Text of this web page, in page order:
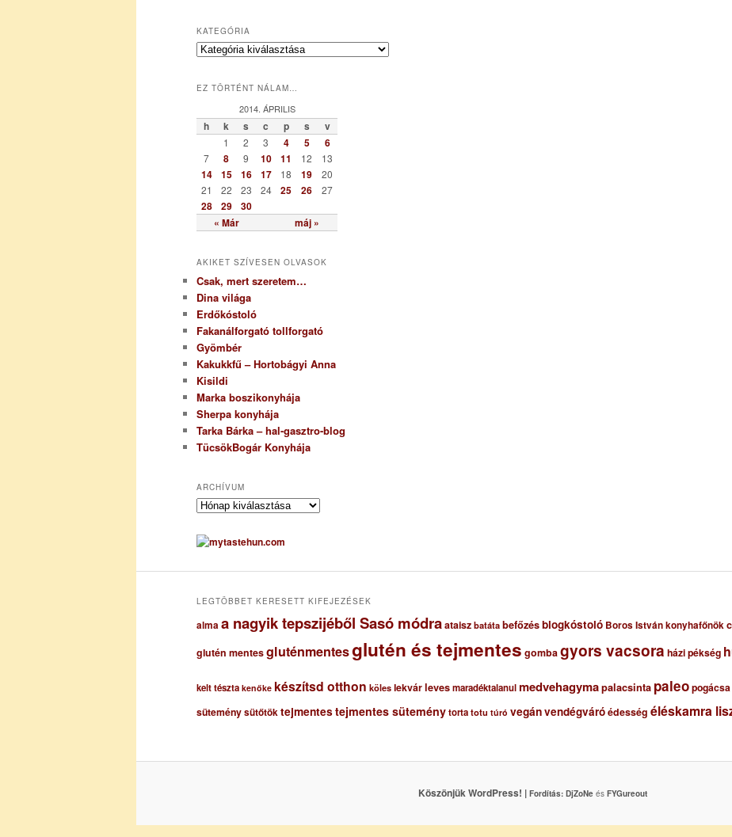
KATEGÓRIA
K
e
r
EZ TÖRTÉNT NÁLAM…
2014. ÁPRILIS
h k s c p s v
« Már máj »
1 2 3 4 5 6
7 8 9 10 11 12 13
14 15 16 17 18 19
20
21
22 23 24 25 26 27
28 29 30
AKIKET SZÍVESEN OLVASOK
Csak, mert szeretem…
Dina világa
Erdőkóstoló
Fakanálforgató tollforgató
Gyömbér
Kakukkfű – Hortobágyi Anna
Kisildi
Marka boszikonyhája
Sherpa konyhája
Tarka Bárka – hal-gasztro-blog
TücsökBogár Konyhája
ARCHÍVUM
A
c
h
uLEGTÖBBET KERESETT KIFEJEZÉSEK
almaa nagyik tepszijéből Sasó módraataisz batáta befőzésblogkóstoló Boros István konyhafőnök
glutén mentesgluténmentesglutén és tejmentes gombagyors vacsora házi pékség
kelt tészta kenőke készítsd otthon köles lekvárlevesmaradéktalanulmedvehagymapalacsinta paleopogácsa
süteménysütőtöktejmentestejmentes süteménytorta totu túró vegánvendégváróédesség éléskamra
Köszönjük WordPress! | Fordítás: DjZoNeés FYGureout